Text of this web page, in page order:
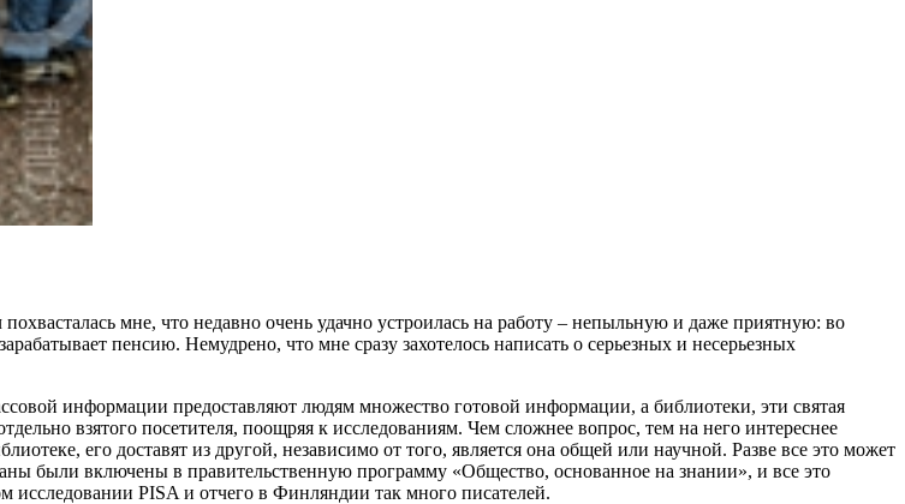
мне, что недавно очень удачно устроилась на работу – непыльную и даже приятную: во
пенсию. Немудрено, что мне сразу захотелось написать о серьезных и несерьезных
информации предоставляют людям множество готовой информации, а библиотеки, эти святая
взятого посетителя, поощряя к исследованиям. Чем сложнее вопрос, тем на него интереснее
его доставят из другой, независимо от того, является она общей или научной. Разве все это может
были включены в правительственную программу «Общество, основанное на знании», и все это
исследовании PISA и отчего в Финляндии так много писателей.